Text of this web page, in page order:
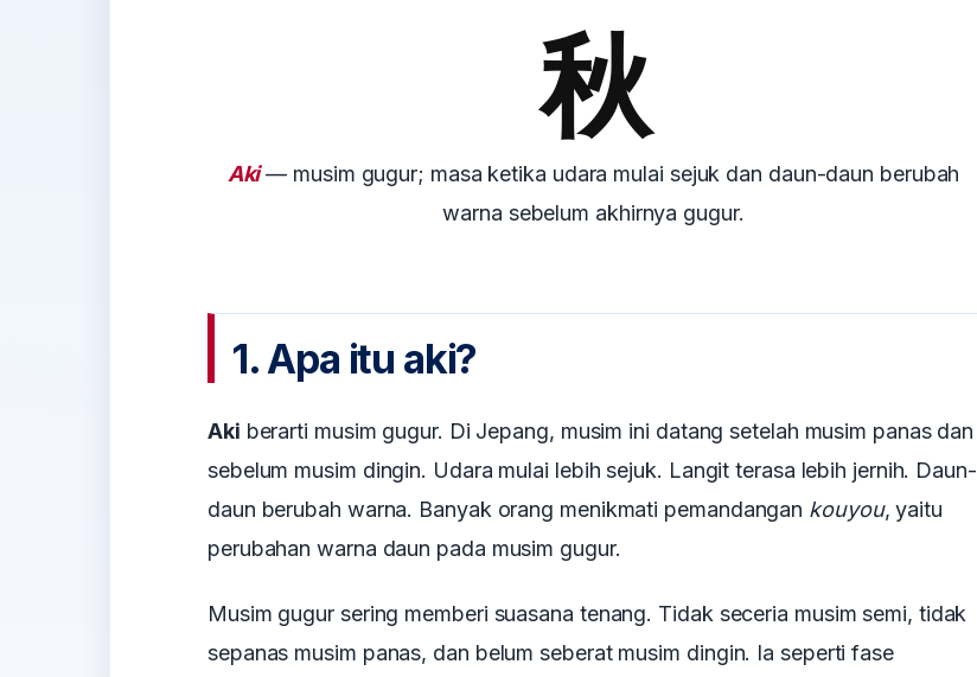
秋
Aki— musim gugur; masa ketika udara mulai sejuk dan daun-daun berubah
warna sebelum akhirnya gugur.
1. Apa itu aki?
Aki berarti musim gugur. Di Jepang, musim ini datang setelah musim panas dan
sebelum musim dingin. Udara mulai lebih sejuk. Langit terasa lebih jernih. Daun-
daun berubah warna. Banyak orang menikmati pemandangan kouyou, yaitu
perubahan warna daun pada musim gugur.
Musim gugur sering memberi suasana tenang. Tidak seceria musim semi, tidak
sepanas musim panas, dan belum seberat musim dingin. Ia seperti fase